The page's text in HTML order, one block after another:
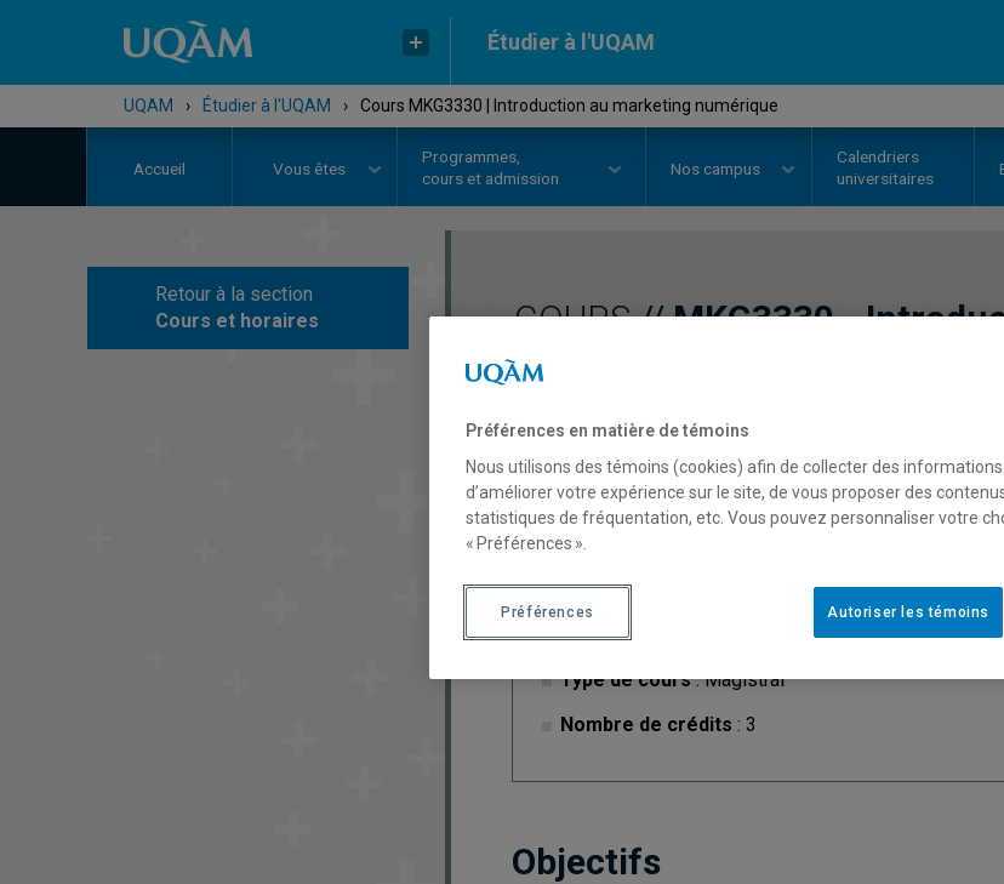
Étudier à l'UQAM
UQAM › Étudier à l'UQAM › Cours MKG3330 | Introduction au marketing numérique
Accueil Vous êtes
Programmes,
cours et admission
Nos campus
Calendriers
universitaires
Retour à la section
Cours et horaires
COURS// MKG3330-
Description Horaire - Été 2026
Cycle: 1
Type de cours: Magistral
Nombre de crédits : 3
Objectifs
Préférences en matière de témoins
Nous utilisons des témoins (cookies) afin de collecter des
d’améliorer votre expérience sur le site, de vous proposer des
statistiques de fréquentation, etc. Vous pouvez personnaliser votre
« Préférences ».
Autoriser les témoins
Préférences